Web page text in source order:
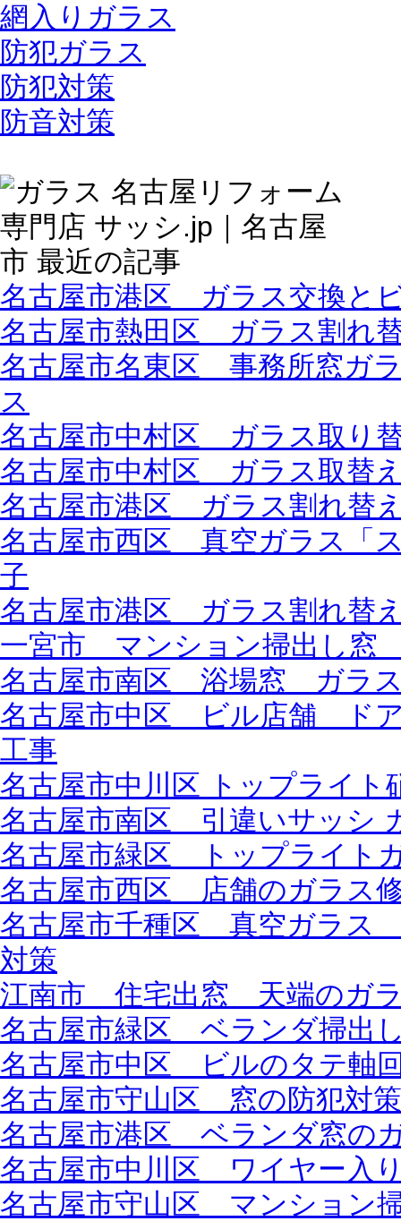
網入りガラス
防犯ガラス
防犯対策
防音対策
名古屋市港区 ガラス交換と
名古屋市熱田区 ガラス割れ
名古屋市名東区 事務所窓ガ
ス
名古屋市中村区 ガラス取り
名古屋市中村区 ガラス取
名古屋市港区 ガラス割れ替
名古屋市西区 真空ガラス「
子
名古屋市港区 ガラス割れ替
一宮市 マンション掃出し
名古屋市南区 浴場窓 ガラ
名古屋市中区 ビル店舗 ド
工事
名古屋市中川区 トップライト
名古屋市南区 引違いサッシ
名古屋市緑区 トップライト
名古屋市西区 店舗のガラス
名古屋市千種区 真空ガラス
対策
江南市 住宅出窓 天端のガ
名古屋市緑区 ベランダ掃
名古屋市中区 ビルのタテ軸
名古屋市守山区 窓の防犯対
名古屋市港区 ベランダ窓の
名古屋市中川区 ワイヤー
名古屋市守山区 マンショ